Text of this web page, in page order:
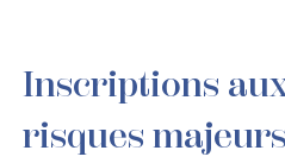
MON QUOTIDIEN
Inscriptions
risques majeurs